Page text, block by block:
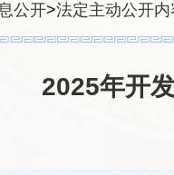
公开>法定主动公开内
2025年开